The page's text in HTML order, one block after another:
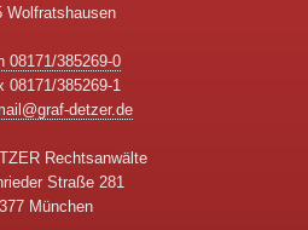
Wolfratshausen
08171/385269-0
08171/385269-1
detzer.de
Rechtsanwälte
Straße 281
München